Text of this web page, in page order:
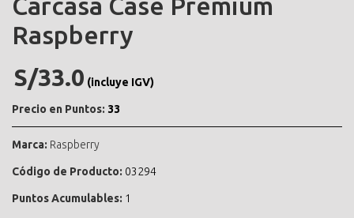
Raspberry
S/33.0 (incluye IGV)
Precio en Puntos: 33
Marca: Raspberry
Código de Producto: 03294
Puntos Acumulables: 1